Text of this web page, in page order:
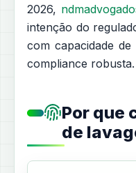
2026,
intenção do
com capacidade
compliance robusta.
Por que
de